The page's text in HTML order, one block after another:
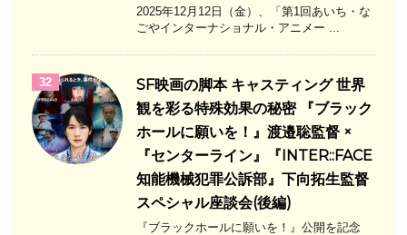
2025年12月12日（金）、「第1回あいち・な
ごやインターナショナル・アニメー ...
32
SF映画の脚本 キャスティング 世界
観を彩る特殊効果の秘密 『ブラック
ホールに願いを！』渡邉聡監督 ×
『センターライン』『INTER::FACE
知能機械犯罪公訴部』下向拓生監督
スペシャル座談会(後編)
『ブラックホールに願いを！』公開を記念